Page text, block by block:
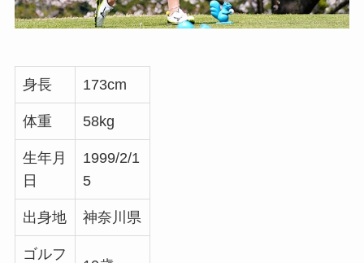
身長 173cm
体重 58kg
生年月
日
1999/2/1
5
出身地 神奈川県
ゴルフ